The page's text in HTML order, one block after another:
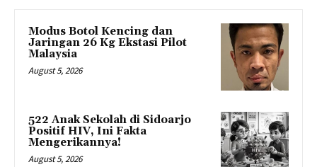
Modus Botol Kencing dan
Jaringan 26 Kg Ekstasi Pilot
Malaysia
August 5, 2026
522 Anak Sekolah di Sidoarjo
Positif HIV, Ini Fakta
Mengerikannya!
August 5, 2026